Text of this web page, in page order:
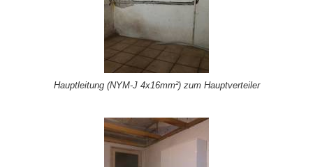
Hauptleitung (NYM-J 4x16mm²) zum Hauptverteiler